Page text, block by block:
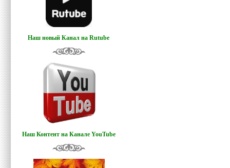
Наш новый Канал на Rutube
Наш Контент на Канале YouTube